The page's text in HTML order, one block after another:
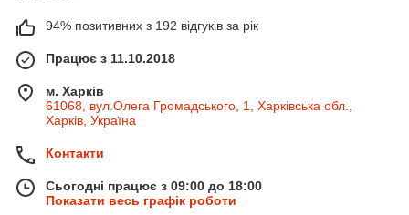
94% позитивних з 192 відгуків за рік
Працює з 11.10.2018
м. Харків
61068, вул.Олега Громадського, 1, Харківська обл.,
Харків, Україна
Контакти
Сьогодні працює з 09:00 до 18:00
Показати весь графік роботи